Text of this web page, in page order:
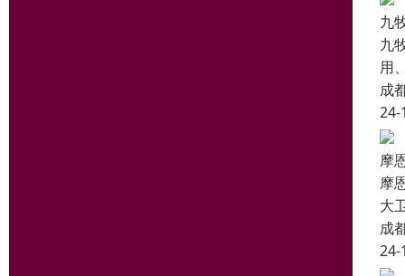
九
九
用
成
24-
摩
摩
大
成
24-